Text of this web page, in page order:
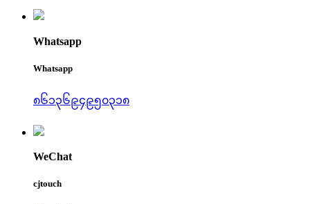
Whatsapp
Whatsapp
၈၆၁၃၆၉၄၉၅၀၃၁၈
WeChat
cjtouch